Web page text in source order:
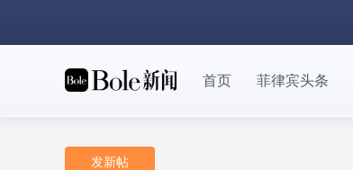
首页 菲律宾头条
发新帖